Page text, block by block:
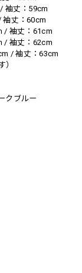
袖丈：59cm
丈：60cm
/ 袖丈：61cm
/ 袖丈：62cm
/ 袖丈：63cm
）
クブルー